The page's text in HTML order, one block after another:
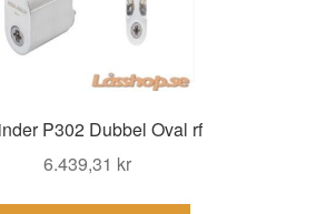
P302 Dubbel Oval rf
6.439,31 kr